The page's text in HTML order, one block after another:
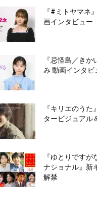
『#ミトヤマネ
画インタビュー
『忌怪島／き
み 動画インタビ
『キリエのうた
タービジュアル
『ゆとりですが
ナショナル』新
解禁